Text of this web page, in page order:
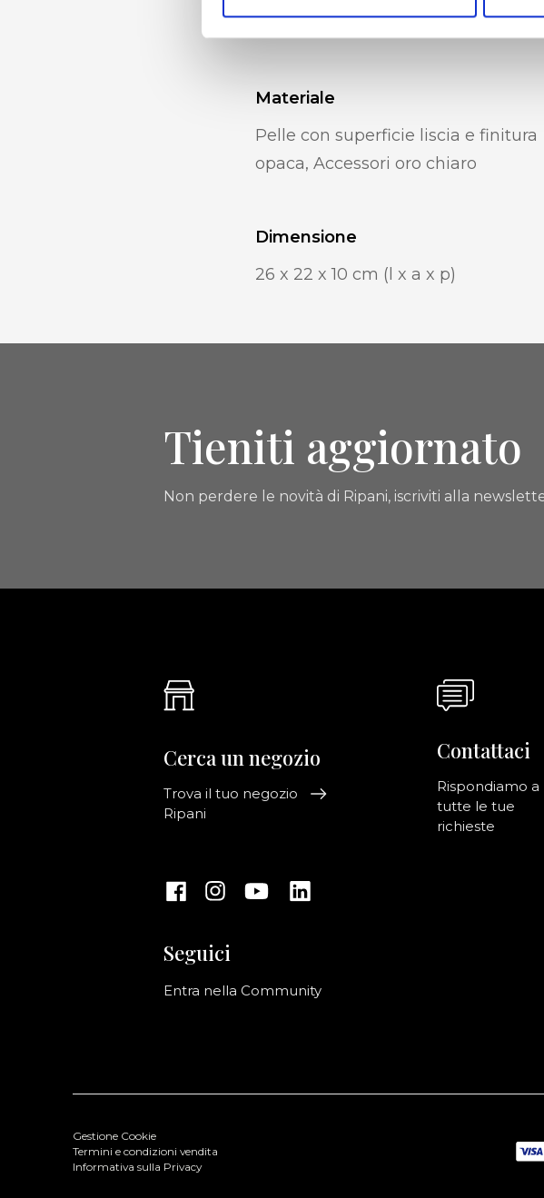
segreta con zip
Materiale
Pelle con superficie liscia e finitura
opaca, Accessori oro chiaro
Dimensione
26 x 22 x 10 cm (l x a x p)
Tieniti aggiornato
Non perdere le novità di Ripani, iscriviti alla
Cerca un negozio
Trova il tuo negozio
Ripani
Seguici
Entra nella Community
Contattaci
Rispondiamo a
tutte le tue
richieste
Gestione Cookie
Termini e condizioni vendita
Informativa sulla Privacy